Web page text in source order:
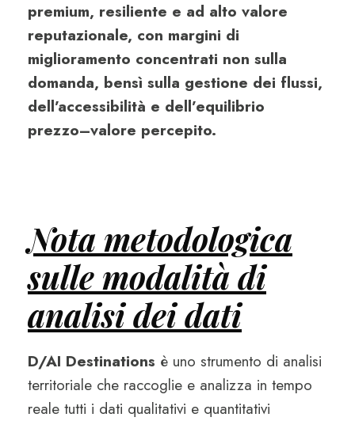
premium, resiliente e ad alto valore
reputazionale, con margini di
miglioramento concentrati non sulla
domanda, bensì sulla gestione dei flussi,
dell’accessibilità e dell’equilibrio
prezzo–valore percepito.
Nota metodologica
sulle modalità di
analisi dei dati
D/AI Destinations è uno strumento di analisi
territoriale che raccoglie e analizza in tempo
reale tutti i dati qualitativi e quantitativi